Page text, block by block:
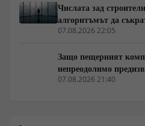
Числата зад
алгоритъмът да
обектите?
07.08.2026 22:05
Защо пещерният
непреодолимо
07.08.2026 21:40